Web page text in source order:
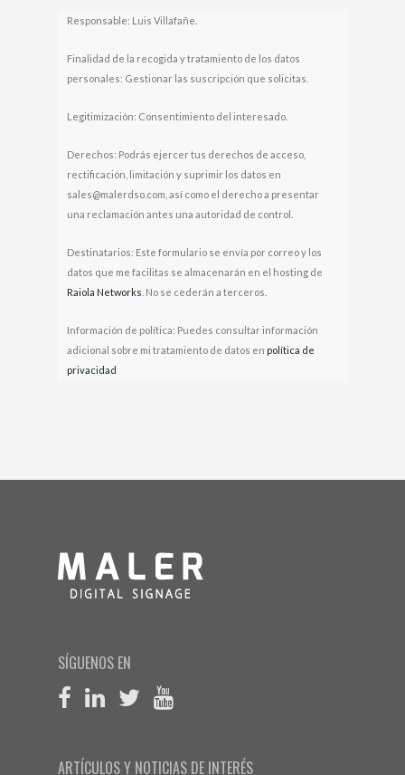
Responsable: Luis Villafañe.
Finalidad de la recogida y tratamiento de los datos
personales: Gestionar las suscripción que solicitas.
Legitimización: Consentimiento del interesado.
Derechos: Podrás ejercer tus derechos de acceso,
rectificación, limitación y suprimir los datos en
sales@malerdso.com, así como el derecho a presentar
una reclamación antes una autoridad de control.
Destinatarios: Este formulario se envía por correo y los
datos que me facilitas se almacenarán en el hosting de
Raiola Networks . No se cederán a terceros.
Información de política: Puedes consultar información
adicional sobre mi tratamiento de datos en política de
privacidad
SÍGUENOS EN
ARTÍCULOS Y NOTICIAS DE INTERÉS